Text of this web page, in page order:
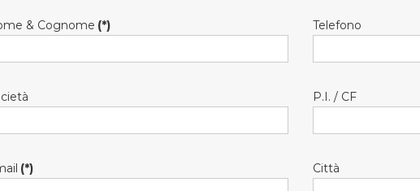
& Cognome (*) Telefono
P.I. / CF
(*) Città